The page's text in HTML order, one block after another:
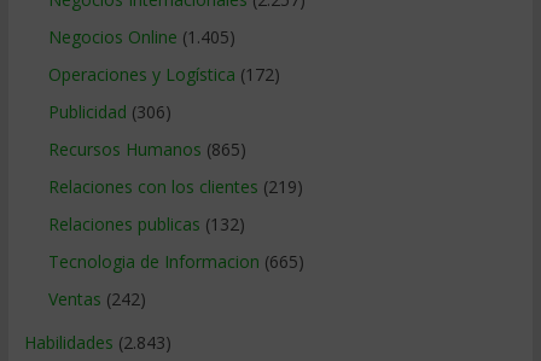
Negocios Online (1.405)
Operaciones y Logística (172)
Publicidad (306)
Recursos Humanos (865)
Relaciones con los clientes (219)
Relaciones publicas (132)
Tecnologia de Informacion (665)
Ventas (242)
Habilidades (2.843)